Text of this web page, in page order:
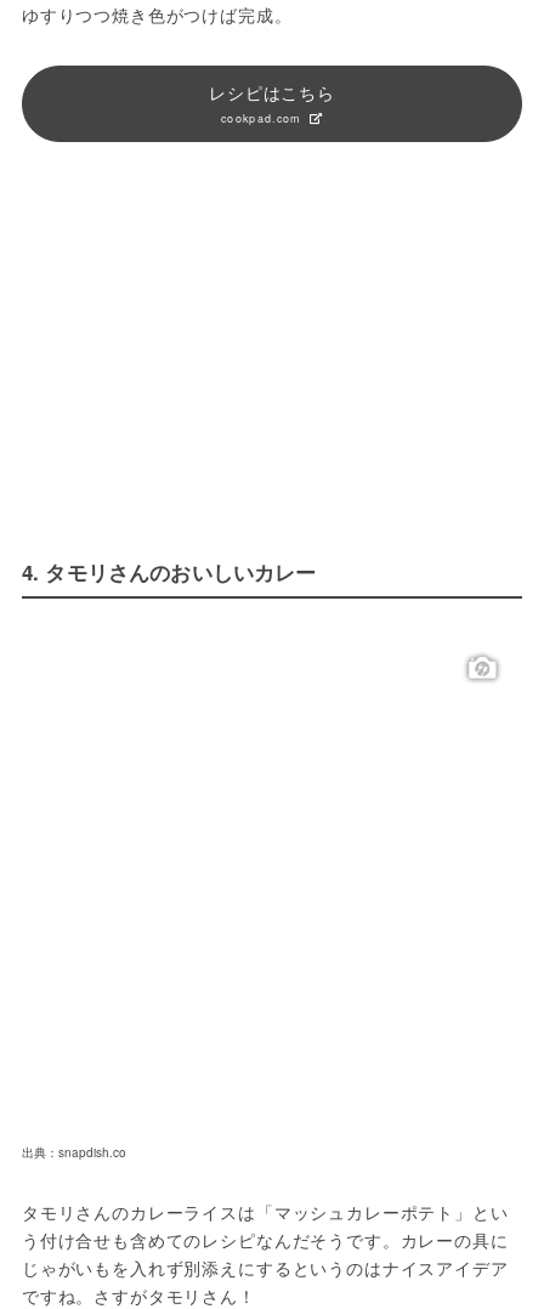
ゆすりつつ焼き色がつけば完成。
レシピはこちら
cookpad.com
4. タモリさんのおいしいカレー
出典：snapdish.co
タモリさんのカレーライスは「マッシュカレーポテト」とい
う付け合せも含めてのレシピなんだそうです。カレーの具に
じゃがいもを入れず別添えにするというのはナイスアイデア
ですね。さすがタモリさん！